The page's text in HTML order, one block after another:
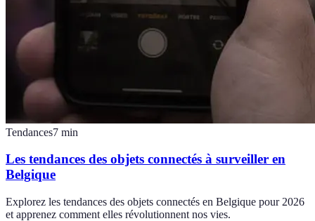
Tendances7 min
Les tendances des objets connectés à surveiller en
Belgique
Explorez les tendances des objets connectés en Belgique pour 2026
et apprenez comment elles révolutionnent nos vies.